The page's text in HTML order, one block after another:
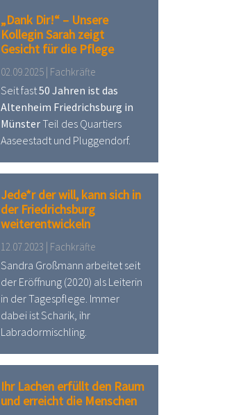
„Dank Dir!“ – Unsere
Kollegin Sarah zeigt
Gesicht für die Pflege
02.09.2025 | Fachkräfte
Seit fast50 Jahren ist das
Altenheim Friedrichsburg in
MünsterTeil des Quartiers
Aaseestadt und Pluggendorf.
Jede*r der will, kann sich in
der Friedrichsburg
weiterentwickeln
12.07.2023 | Fachkräfte
Sandra Großmann arbeitet seit
der Eröffnung (2020) als Leiterin
in der Tagespflege. Immer
dabei ist Scharik, ihr
Labradormischling.
Ihr Lachen erfüllt den Raum
und erreicht die Menschen